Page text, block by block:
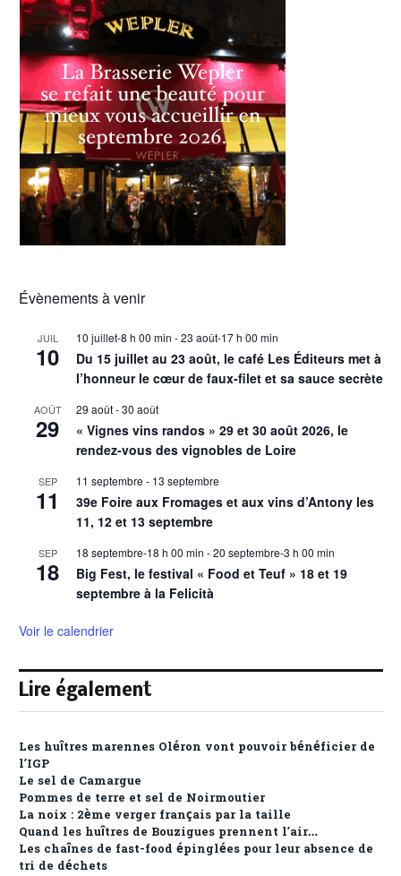
Évènements à venir
JUIL
10
10 juillet-8 h 00 min -23 août-17 h 00 min
Du 15 juillet au 23 août, le café Les Éditeurs met à
l’honneur le cœur de faux-filet et sa sauce secrète
AOÛT
29
29 août-30 août
« Vignes vins randos » 29 et 30 août 2026, le
rendez-vous des vignobles de Loire
SEP
11
11 septembre - 13 septembre
39e Foire aux Fromages et aux vins d’Antony les
11, 12 et 13 septembre
SEP
18
18 septembre-18 h 00 min -20 septembre-3 h 00 min
Big Fest, le festival « Food et Teuf » 18 et 19
septembre à la Felicità
Voir le calendrier
Lire également
Les huîtres marennes Oléron vont pouvoir bénéficier de
l’IGP
Le sel de Camargue
Pommes de terre et sel de Noirmoutier
La noix : 2ème verger français par la taille
Quand les huîtres de Bouzigues prennent l’air…
Les chaînes de fast-food épinglées pour leur absence de
tri de déchets